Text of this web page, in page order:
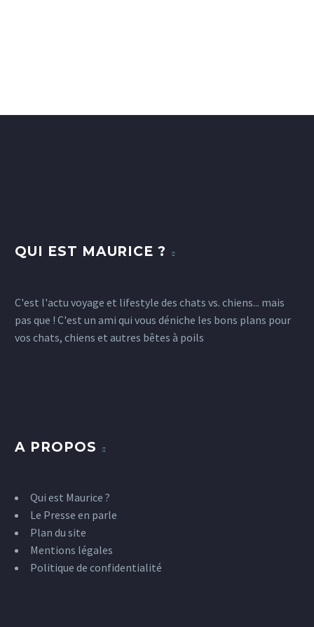
QUI EST MAURICE ?
C'est l'actu voyage et lifestyle des chats vs. chiens... mais
pas que ! C'est un ami qui vous déniche les bons plans pour
vos chats, chiens et autres bêtes à poils
A PROPOS
Qui est Maurice ?
Le Presse en parle
Plan du site
Mentions légales
Politique de confidentialité